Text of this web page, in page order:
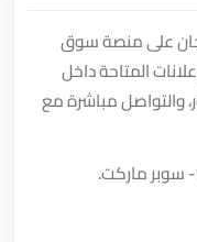
على منصة سوق
المتاحة داخل
والتواصل مباشرة مع
- سوبر ماركت.